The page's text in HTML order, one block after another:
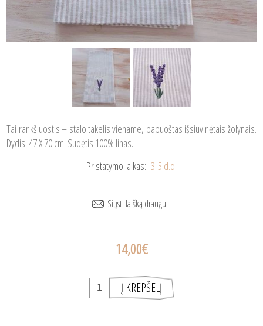
Tai rankšluostis – stalo takelis viename, papuoštas išsiuvinėtais žolynais.
Dydis: 47 X 70 cm. Sudėtis 100% linas.
Pristatymo laikas: 3-5 d.d.
14,00€